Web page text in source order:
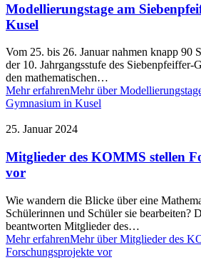
Modellierungstage am
Kusel
Vom 25. bis 26. Januar nahmen knapp 90
der 10. Jahrgangsstufe des Siebenpfeiffer-
den mathematischen…
Mehr erfahrenMehr über
Gymnasium in Kusel
25. Januar 2024
Mitglieder des KOMMS stellen
vor
Wie wandern die Blicke über eine
Schülerinnen und Schüler sie bearbeiten?
beantworten Mitglieder des…
Mehr erfahrenMehr über Mitglieder des
Forschungsprojekte vor